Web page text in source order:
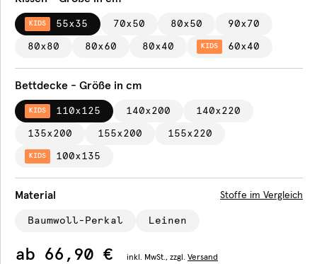
KIDS 55x35 70x50 80x50 90x70
80x80 80x60 80x40 KIDS 60x40
Bettdecke - Größe in cm
KIDS 110x125 140x200 140x220
135x200 155x200 155x220
KIDS 100x135
Material Stoffe im Vergleich
Baumwoll-Perkal Leinen
ab 66,90 € inkl. MwSt., zzgl. Versand